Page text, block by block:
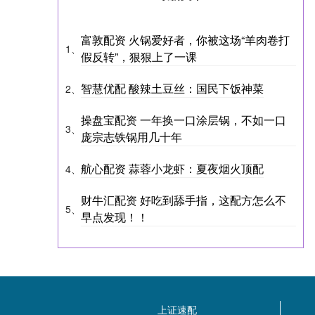
1、
富敦配资 火锅爱好者，你被这场“羊肉卷打
假反转”，狠狠上了一课
2、 智慧优配 酸辣土豆丝：国民下饭神菜
3、
操盘宝配资 一年换一口涂层锅，不如一口
庞宗志铁锅用几十年
4、 航心配资 蒜蓉小龙虾：夏夜烟火顶配
5、
财牛汇配资 好吃到舔手指，这配方怎么不
早点发现！！
上证速配